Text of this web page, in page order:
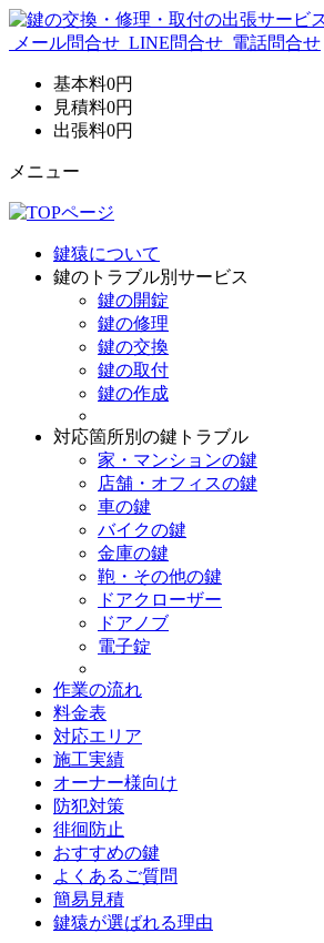
メール問合せ LINE問合せ 電話問合せ
基本料0円
見積料0円
出張料0円
メニュー
鍵猿について
鍵のトラブル別サービス
鍵の開錠
鍵の修理
鍵の交換
鍵の取付
鍵の作成
対応箇所別の鍵トラブル
家・マンションの鍵
店舗・オフィスの鍵
車の鍵
バイクの鍵
金庫の鍵
鞄・その他の鍵
ドアクローザー
ドアノブ
電子錠
作業の流れ
料金表
対応エリア
施工実績
オーナー様向け
防犯対策
徘徊防止
おすすめの鍵
よくあるご質問
簡易見積
鍵猿が選ばれる理由